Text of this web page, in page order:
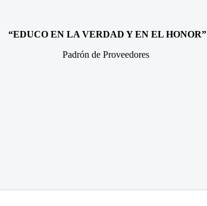
“EDUCO EN LA VERDAD Y EN EL HONOR”
Padrón de Proveedores